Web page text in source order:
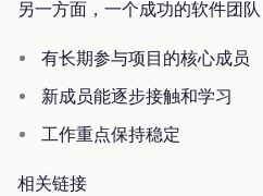
另一方面，一个成功的软件团
有长期参与项目的核心成员
新成员能逐步接触和学习
工作重点保持稳定
相关链接